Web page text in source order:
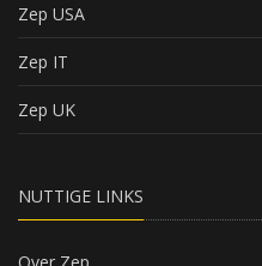
Zep USA
Zep IT
Zep UK
NUTTIGE LINKS
Over Zep